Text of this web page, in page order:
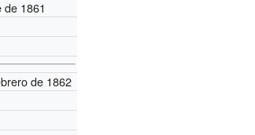
1861
de 1862